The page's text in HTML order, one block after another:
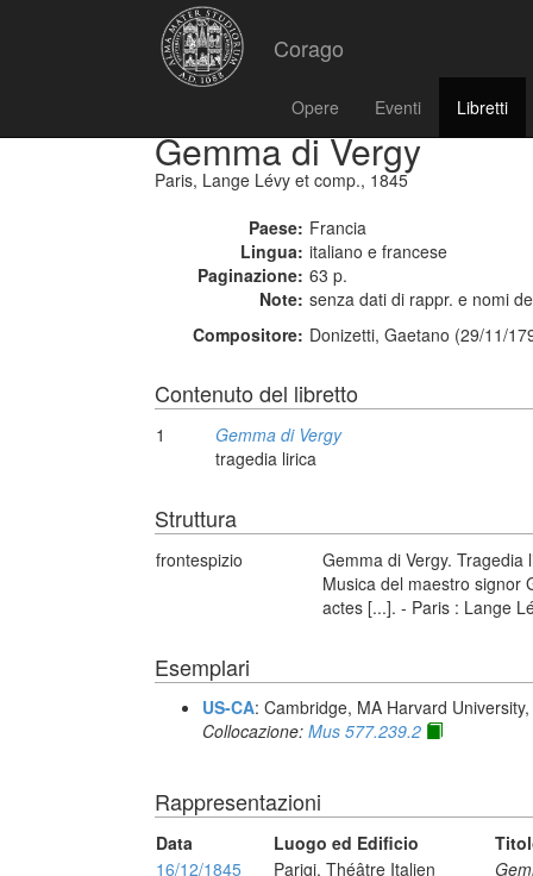
Corago
Opere Eventi Libretti
Gemma di Vergy
Paris, Lange Lévy et comp., 1845
Paese: Francia
Lingua: italiano e francese
Paginazione: 63 p.
Note: senza dati di rappr. e nomi
Compositore: Donizetti, Gaetano (29/11/
Contenuto del libretto
1
Gemma di Vergy
tragedia lirica
Struttura
frontespizio
Gemma di Vergy.
Musica del maestro signor
actes [...]. - Paris : Lange
Esemplari
US-CA: Cambridge, MA Harvard
Collocazione: Mus 577.239.2
Rappresentazioni
Data Luogo ed Edificio
16/12/1845
Parigi, Théâtre Italien